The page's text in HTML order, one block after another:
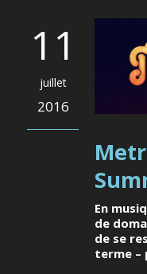
11
juillet
2016
En
de
de se
terme –